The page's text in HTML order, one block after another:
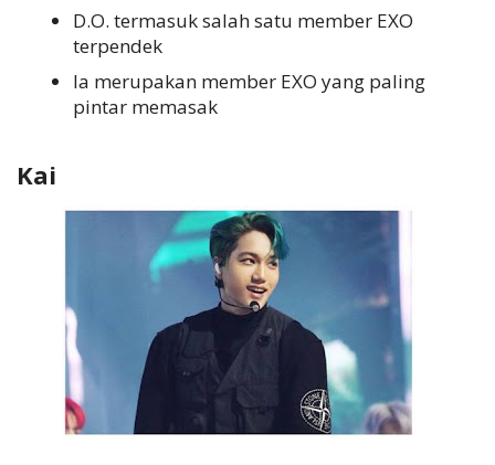
D.O. termasuk salah satu member EXO
terpendek
Ia merupakan member EXO yang paling
pintar memasak
Kai